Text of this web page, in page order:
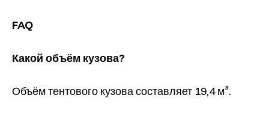
FAQ
Какой объём кузова?
Объём тентового кузова составляет 19,4 м³.